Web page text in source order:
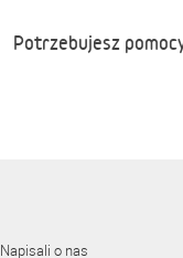
Potrzebujesz
Napisali o nas